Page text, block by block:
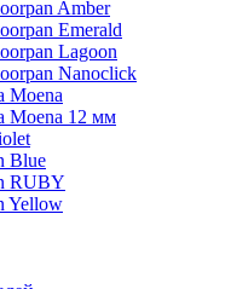
Amber
Emerald
Lagoon
Nanoclick
Moena
Moena 12 мм
Blue
RUBY
Yellow